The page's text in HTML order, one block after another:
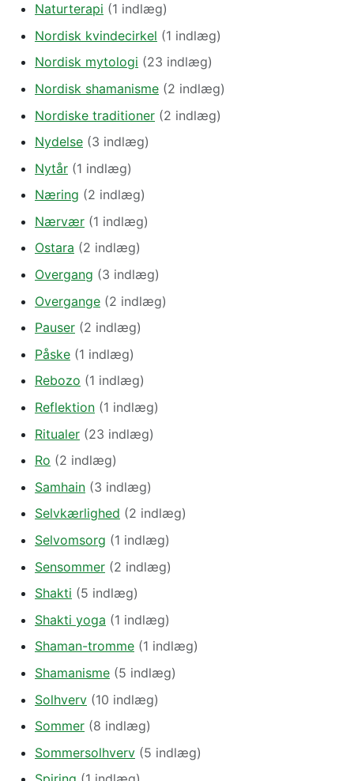
Naturterapi (1 indlæg)
Nordisk kvindecirkel (1 indlæg)
Nordisk mytologi (23 indlæg)
Nordisk shamanisme (2 indlæg)
Nordiske traditioner (2 indlæg)
Nydelse (3 indlæg)
Nytår (1 indlæg)
Næring (2 indlæg)
Nærvær (1 indlæg)
Ostara (2 indlæg)
Overgang (3 indlæg)
Overgange (2 indlæg)
Pauser (2 indlæg)
Påske (1 indlæg)
Rebozo (1 indlæg)
Reflektion (1 indlæg)
Ritualer (23 indlæg)
Ro (2 indlæg)
Samhain (3 indlæg)
Selvkærlighed (2 indlæg)
Selvomsorg (1 indlæg)
Sensommer (2 indlæg)
Shakti (5 indlæg)
Shakti yoga (1 indlæg)
Shaman-tromme (1 indlæg)
Shamanisme (5 indlæg)
Solhverv (10 indlæg)
Sommer (8 indlæg)
Sommersolhverv (5 indlæg)